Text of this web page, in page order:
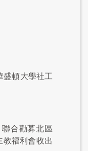
盛頓大學社工
聯合勸募北區
教福利會收出